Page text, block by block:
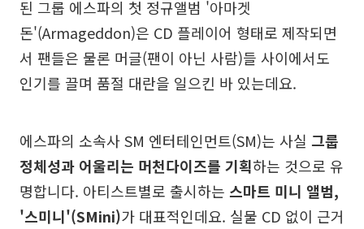
된 그룹 에스파의 첫 정규앨범 '아마겟
돈'(Armageddon)은 CD 플레이어 형태로 제작되면
서 팬들은 물론 머글(팬이 아닌 사람)들 사이에서도
인기를 끌며 품절 대란을 일으킨 바 있는데요.
에스파의 소속사 SM 엔터테인먼트(SM)는 사실 그룹
정체성과 어울리는 머천다이즈를 기획하는 것으로 유
명합니다. 아티스트별로 출시하는 스마트 미니 앨범,
'스미니'(SMini)가 대표적인데요. 실물 CD 없이 근거